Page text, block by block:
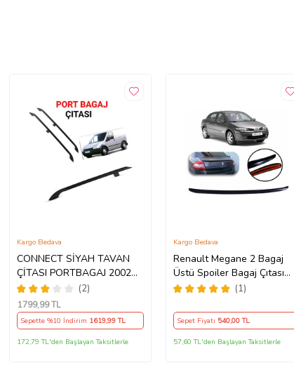
CONNECT SİYAH TAVAN
ÇİTASI PORTBAGAJ 2002
2003 2004 2005 2006 2007
2008 2009 2010 2011 2012
2013 2014
(2)
Kargo Bedava
1799,99 TL
Sepette %10 İndirim 1619,99 TL
172,79 TL'den Başlayan Taksitlerle
Renault Megane 2 Bagaj
Üstü Spoiler Bagaj Çıtası
Parlak Siyah 115
(1)
Kargo Bedava
Sepet Fiyatı 540,00 TL
57,60 TL'den Başlayan Taksitlerle